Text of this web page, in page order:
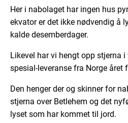
Her i nabolaget har ingen hus
ekvator er det ikke nødvendig å
kalde desemberdager.
Likevel har vi hengt opp stjerna
spesial-leveranse fra Norge året
Den henger der og skinner for
stjerna over Betlehem og det
lyset som har kommet til jord.